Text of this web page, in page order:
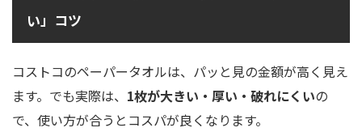
い」コツ
コストコのペーパータオルは、パッと見の金額が高く見え
ます。でも実際は、 1枚が大きい・厚い・破れにくいの
で、使い方が合うとコスパが良くなります。